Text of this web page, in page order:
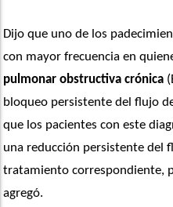
Dijo que uno de los
con mayor frecuencia en
pulmonar obstructiva crónica
bloqueo persistente del flujo
que los pacientes con este
una reducción persistente del
tratamiento correspondiente,
agregó.